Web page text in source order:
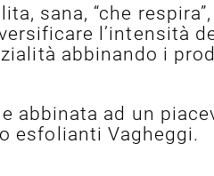
sana, “che
l’intensità
abbinando i
abbinata ad un
esfolianti Vagheggi.